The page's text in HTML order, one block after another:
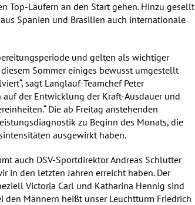
Top-Läufern an den Start gehen. Hinzu gesellt
Spanien und Brasilien auch internationale
und gelten als wichtiger
Sommer einiges bewusst umgestellt
sagt Langlauf-Teamchef Peter
der Entwicklung der Kraft-Ausdauer und
Die ab Freitag anstehenden
zu Beginn des Monats, die
ausgewirkt haben.
auch DSV-Sportdirektor Andreas Schlütter
in den letzten Jahren erreicht haben. Der
Victoria Carl und Katharina Hennig sind
den Männern heißt unser Leuchtturm Friedrich